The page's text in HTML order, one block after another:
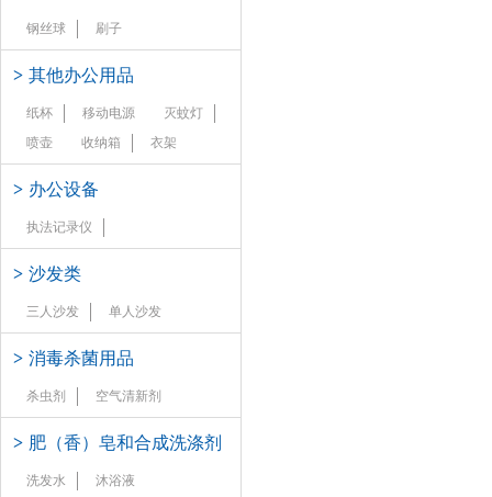
钢丝球 刷子
> 其他办公用品
纸杯 移动电源
灭蚊灯
喷壶
收纳箱 衣架
> 办公设备
执法记录仪
> 沙发类
三人沙发 单人沙发
> 消毒杀菌用品
杀虫剂 空气清新剂
> 肥（香）皂和合成洗涤剂
洗发水 沐浴液